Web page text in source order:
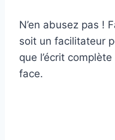
N’en abusez pas !
soit un facilitateur
que l’écrit
face.